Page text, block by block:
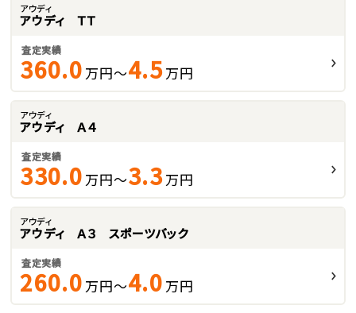
アウディ
アウディ ＴＴ
査定実績
360.0 万円～4.5万円
アウディ
アウディ Ａ４
査定実績
330.0 万円～3.3万円
アウディ
アウディ Ａ３ スポーツバック
査定実績
260.0 万円～4.0 万円